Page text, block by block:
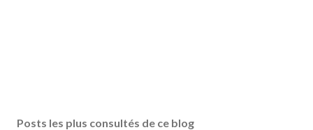
Posts les plus consultés de ce blog